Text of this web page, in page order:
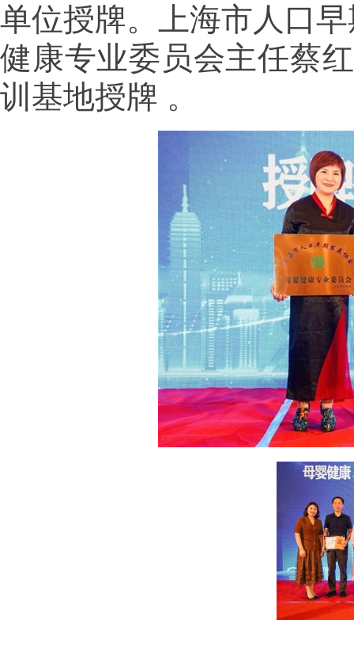
单位授牌。上海市人口
健康专业委员会主任蔡
训基地授牌 。